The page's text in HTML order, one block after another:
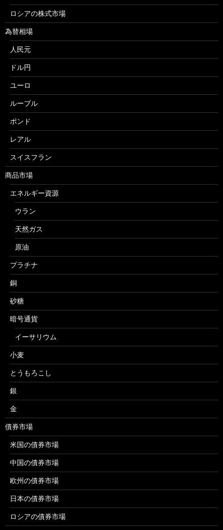
ロシアの株式市場
為替相場
人民元
ドル円
ユーロ
ルーブル
ポンド
レアル
スイスフラン
商品市場
エネルギー資源
ウラン
天然ガス
原油
プラチナ
銅
砂糖
暗号通貨
イーサリウム
小麦
とうもろこし
銀
金
債券市場
米国の債券市場
中国の債券市場
欧州の債券市場
日本の債券市場
ロシアの債券市場